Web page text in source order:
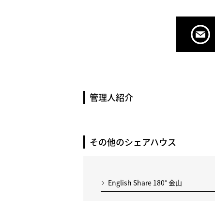
管理人紹介
その他のシェアハウス
English Share 180° 金山